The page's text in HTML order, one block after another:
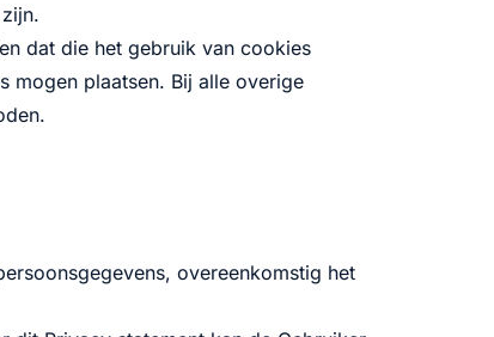
dat die het gebruik van cookies
mogen plaatsen. Bij alle overige
overeenkomstig het